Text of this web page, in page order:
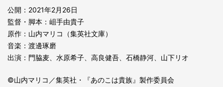
公開：2021年2月26日
監督・脚本：岨手由貴子
原作：山内マリコ（集英社文庫）
音楽：渡邊琢磨
出演：⾨脇⻨、⽔原希⼦、⾼良健吾、⽯橋静河、⼭下リオ
©山内マリコ／集英社・『あのこは貴族』製作委員会